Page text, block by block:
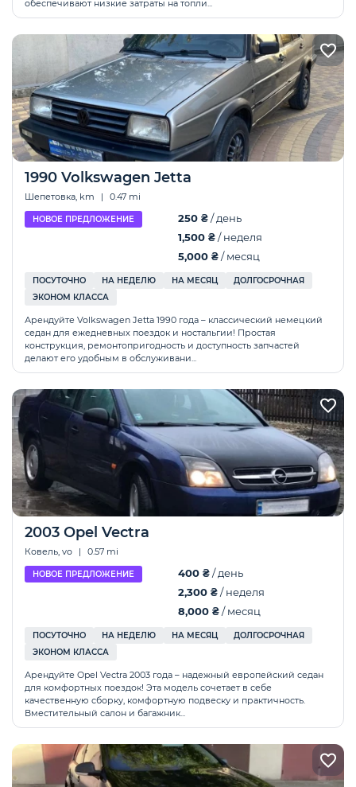
обеспечивают низкие затраты на топли...
1990 Volkswagen Jetta
Шепетовка, km | 0.47 mi
НОВОЕ ПРЕДЛОЖЕНИЕ 250 ₴/ день
1,500 ₴/ неделя
5,000 ₴/ месяц
ПОСУТОЧНО НА НЕДЕЛЮ НА МЕСЯЦ
ДОЛГОСРОЧНАЯ
ЭКОНОМ КЛАССА
Арендуйте Volkswagen Jetta 1990 года – классический немецкий
седан для ежедневных поездок и ностальгии! Простая
конструкция, ремонтопригодность и доступность запчастей
делают его удобным в обслуживани...
2003 Opel Vectra
Ковель, vo | 0.57 mi
НОВОЕ ПРЕДЛОЖЕНИЕ 400 ₴/ день
2,300 ₴/ неделя
8,000 ₴/ месяц
ПОСУТОЧНО НА НЕДЕЛЮ НА МЕСЯЦ
ДОЛГОСРОЧНАЯ
ЭКОНОМ КЛАССА
Арендуйте Opel Vectra 2003 года – надежный европейский седан
для комфортных поездок! Эта модель сочетает в себе
качественную сборку, комфортную подвеску и практичность.
Вместительный салон и багажник...